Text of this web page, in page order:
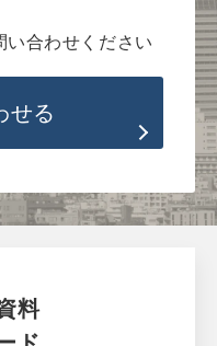
い合わせください
せる
料